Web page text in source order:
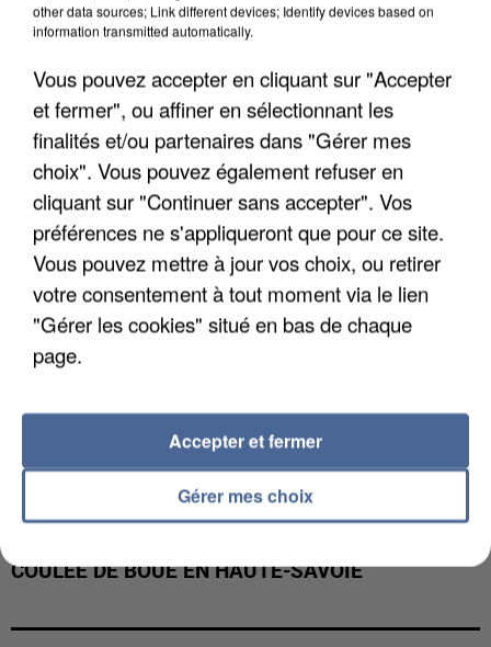
UN SECOND CADRE DE LA DZ MAFIA
INTERPELLÉ EN ALGÉRIE
COULÉE DE BOUE EN HAUTE-SAVOIE
other data sources; Link different devices; Identify devices based on
information transmitted automatically.
Vous pouvez accepter en cliquant sur "Accepter
et fermer", ou affiner en sélectionnant les
finalités et/ou partenaires dans "Gérer mes
choix". Vous pouvez également refuser en
cliquant sur "Continuer sans accepter". Vos
préférences ne s'appliqueront que pour ce site.
Vous pouvez mettre à jour vos choix, ou retirer
votre consentement à tout moment via le lien
"Gérer les cookies" situé en bas de chaque
page.
Gérer mes choix
Accepter et fermer